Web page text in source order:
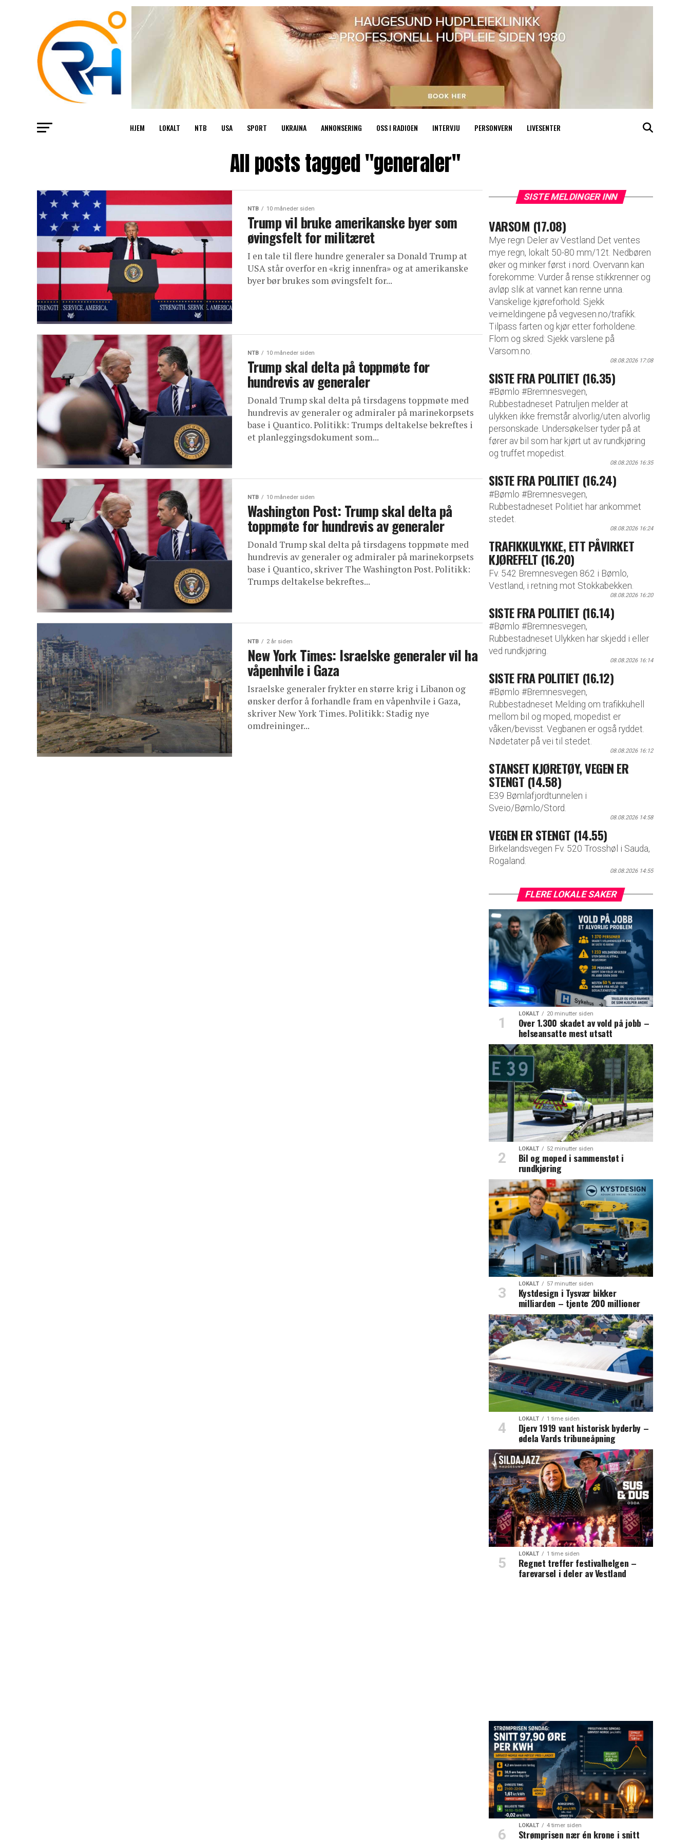
HJEM LOKALT NTB USA SPORT UKRAINA ANNONSERING OSS I RADIOEN INTERVJU PERSONVERN LIVESENTER
All posts tagged "generaler"
NTB 10 måneder siden
Trump vil bruke amerikanske byer som
øvingsfelt for militæret
I en tale til flere hundre generaler sa Donald Trump at
USA står overfor en «krig innenfra» og at amerikanske
byer bør brukes som øvingsfelt for...
NTB 10 måneder siden
Trump skal delta på toppmøte for
hundrevis av generaler
Donald Trump skal delta på tirsdagens toppmøte med
hundrevis av generaler og admiraler på marinekorpsets
base i Quantico. Politikk: Trumps deltakelse bekreftes i
et planleggingsdokument som...
NTB 10 måneder siden
Washington Post: Trump skal delta på
toppmøte for hundrevis av generaler
Donald Trump skal delta på tirsdagens toppmøte med
hundrevis av generaler og admiraler på marinekorpsets
base i Quantico, skriver The Washington Post. Politikk:
Trumps deltakelse bekreftes...
NTB 2 år siden
New York Times: Israelske generaler vil ha
våpenhvile i Gaza
Israelske generaler frykter en større krig i Libanon og
ønsker derfor å forhandle fram en våpenhvile i Gaza,
skriver New York Times. Politikk: Stadig nye
omdreininger...
SISTE MELDINGER INN
VARSOM (17.08)
Mye regn Deler av Vestland Det ventes
mye regn, lokalt 50-80 mm/12t. Nedbøren
øker og minker først i nord. Overvann kan
forekomme: Vurder å rense stikkrenner og
avløp slik at vannet kan renne unna.
Vanskelige kjøreforhold: Sjekk
veimeldingene på vegvesen.no/trafikk.
Tilpass farten og kjør etter forholdene.
Flom og skred: Sjekk varslene på
Varsom.no.
08.08.2026 17:08
SISTE FRA POLITIET (16.35)
#Bømlo #Bremnesvegen,
Rubbestadneset Patruljen melder at
ulykken ikke fremstår alvorlig/uten alvorlig
personskade. Undersøkelser tyder på at
fører av bil som har kjørt ut av rundkjøring
og truffet mopedist.
08.08.2026 16:35
SISTE FRA POLITIET (16.24)
#Bømlo #Bremnesvegen,
Rubbestadneset Politiet har ankommet
stedet.
08.08.2026 16:24
TRAFIKKULYKKE, ETT PÅVIRKET
KJØREFELT (16.20)
Fv. 542 Bremnesvegen 862 i Bømlo,
Vestland, i retning mot Stokkabekken.
08.08.2026 16:20
SISTE FRA POLITIET (16.14)
#Bømlo #Bremnesvegen,
Rubbestadneset Ulykken har skjedd i eller
ved rundkjøring.
08.08.2026 16:14
SISTE FRA POLITIET (16.12)
#Bømlo #Bremnesvegen,
Rubbestadneset Melding om trafikkuhell
mellom bil og moped, mopedist er
våken/bevisst. Vegbanen er også ryddet.
Nødetater på vei til stedet.
08.08.2026 16:12
STANSET KJØRETØY, VEGEN ER
STENGT (14.58)
E39 Bømlafjordtunnelen i
Sveio/Bømlo/Stord.
08.08.2026 14:58
VEGEN ER STENGT (14.55)
Birkelandsvegen Fv. 520 Trosshøl i Sauda,
Rogaland.
08.08.2026 14:55
FLERE LOKALE SAKER
LOKALT 20 minutter siden
Over 1.300 skadet av vold på jobb –
helseansatte mest utsatt
LOKALT 52 minutter siden
Bil og moped i sammenstøt i
rundkjøring
LOKALT 57 minutter siden
Kystdesign i Tysvær bikker
milliarden – tjente 200 millioner
LOKALT 1 time siden
Djerv 1919 vant historisk byderby –
ødela Vards tribuneåpning
LOKALT 1 time siden
Regnet treffer festivalhelgen –
farevarsel i deler av Vestland
LOKALT 4 timer siden
Strømprisen nær én krone i snitt